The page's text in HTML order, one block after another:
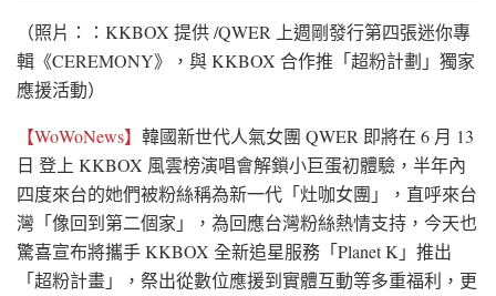
（照片：：KKBOX 提供 /QWER 上週剛發行第四張迷你專
輯《CEREMONY》，與 KKBOX 合作推「超粉計劃」獨家
應援活動）
【WoWoNews】 韓國新世代人氣女團 QWER 即將在 6 月 13
日 登上 KKBOX 風雲榜演唱會解鎖小巨蛋初體驗，半年內
四度來台的她們被粉絲稱為新一代「灶咖女團」，直呼來台
灣「像回到第二個家」，為回應台灣粉絲熱情支持，今天也
驚喜宣布將攜手 KKBOX 全新追星服務「Planet K」推出
「超粉計畫」，祭出從數位應援到實體互動等多重福利，更